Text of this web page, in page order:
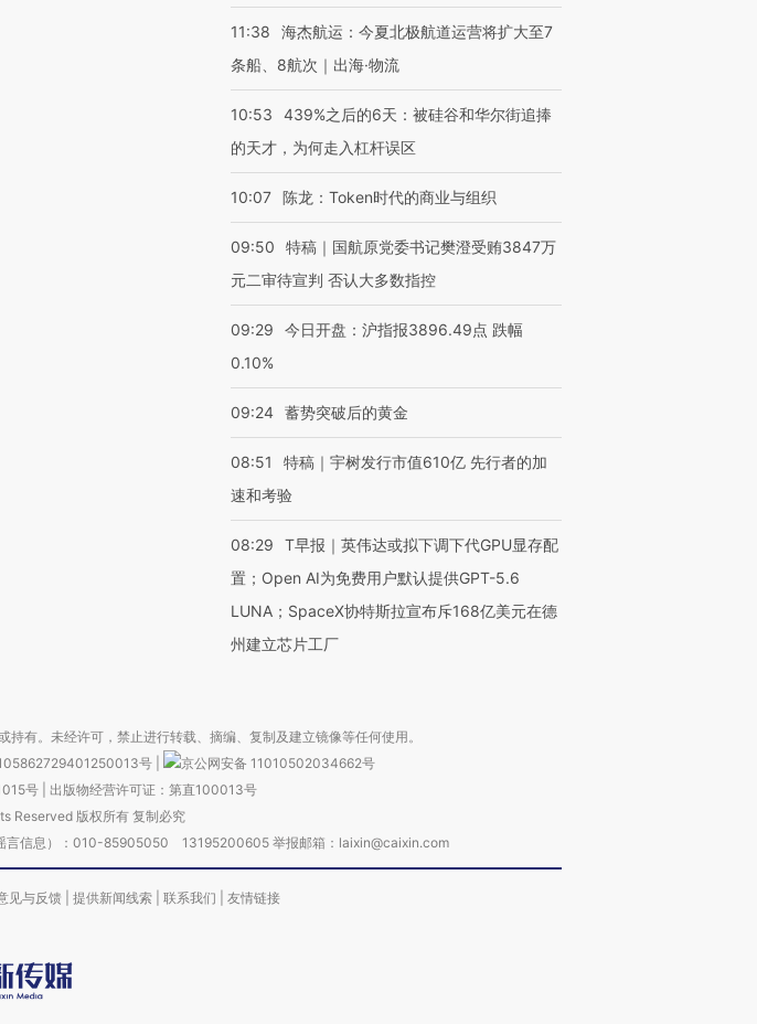
11:38
海杰航运：今夏北极航道运营将扩大至7
条船、8航次｜出海·物流
10:53
439%之后的6天：被硅谷和华尔街追捧
的天才，为何走入杠杆误区
10:07 陈龙：Token时代的商业与组织
09:50
特稿｜国航原党委书记樊澄受贿3847万
元二审待宣判 否认大多数指控
09:29
今日开盘：沪指报3896.49点 跌幅
0.10%
09:24 蓄势突破后的黄金
08:51
特稿｜宇树发行市值610亿 先行者的加
速和考验
08:29
T早报｜英伟达或拟下调下代GPU显存配
置；Open AI为免费用户默认提供GPT-5.6
LUNA；SpaceX协特斯拉宣布斥168亿美元在德
州建立芯片工厂
有。未经许可，禁止进行转载、摘编、复制及建立镜像等任何使用。
号
京公网安备 11010502034662号
号| 出版物经营许可证：第直100013号
Reserved 版权所有 复制必究
言信息）：010-85905050 13195200605 举报邮箱：laixin@caixin.com
见与反馈 提供新闻线索 联系我们 友情链接